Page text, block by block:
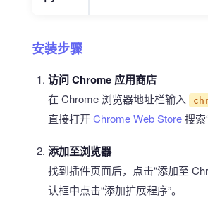
安装步骤
访问 Chrome 应用商店
在 Chrome 浏览器地址栏输入
直接打开Chrome Web Store搜索
添加至浏览器
找到插件页面后，点击“添加至
认框中点击“添加扩展程序”。